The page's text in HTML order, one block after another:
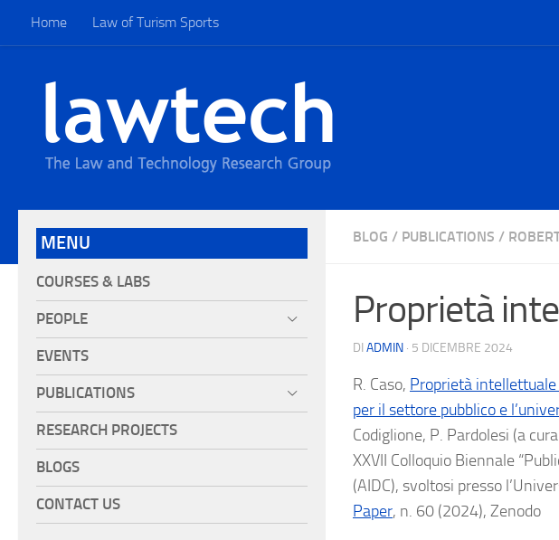
Home Law of Turism Sports
BLOG / PUBLICATIONS /
Proprietà
DI ADMIN · 5 DICEMBRE 2024
R. Caso, Proprietà intellettuale
per il settore pubblico e
Codiglione, P. Pardolesi (a
XXVII Colloquio Biennale
(AIDC), svoltosi presso
Paper, n. 60 (2024), Zenodo
MENU
COURSES & LABS
PEOPLE
EVENTS
PUBLICATIONS
RESEARCH PROJECTS
BLOGS
CONTACT US